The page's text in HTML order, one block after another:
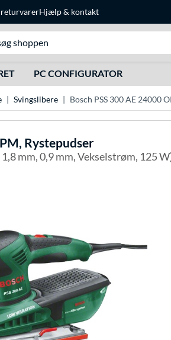
returvarerHjælp& kontakt
PC CONFIGURATOR
Svingslibere Bosch PSS 300 AE 24000
Rystepudser
mm, 0,9 mm, Vekselstrøm, 125